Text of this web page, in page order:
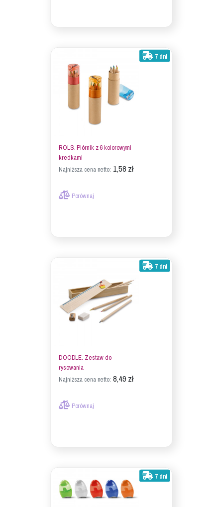
7 dni
ROLS. Piórnik z 6 kolorowymi
kredkami
Najniższa cena netto: 1,58 zł
Porównaj
7 dni
DOODLE. Zestaw do
rysowania
Najniższa cena netto: 8,49 zł
Porównaj
7 dni